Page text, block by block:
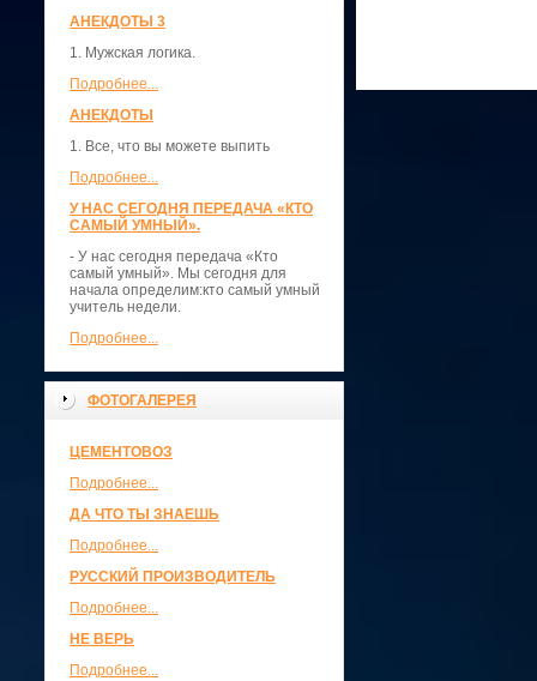
АНЕКДОТЫ 3
1. Мужская логика.
Подробнее...
АНЕКДОТЫ
1. Все, что вы можете выпить
Подробнее...
У НАС СЕГОДНЯ ПЕРЕДАЧА «КТО
САМЫЙ УМНЫЙ».
- У нас сегодня передача «Кто
самый умный». Мы сегодня для
начала определим:кто самый умный
учитель недели.
Подробнее...
ФОТОГАЛЕРЕЯ
ЦЕМЕНТОВОЗ
Подробнее...
ДА ЧТО ТЫ ЗНАЕШЬ
Подробнее...
РУССКИЙ ПРОИЗВОДИТЕЛЬ
Подробнее...
НЕ ВЕРЬ
Подробнее...